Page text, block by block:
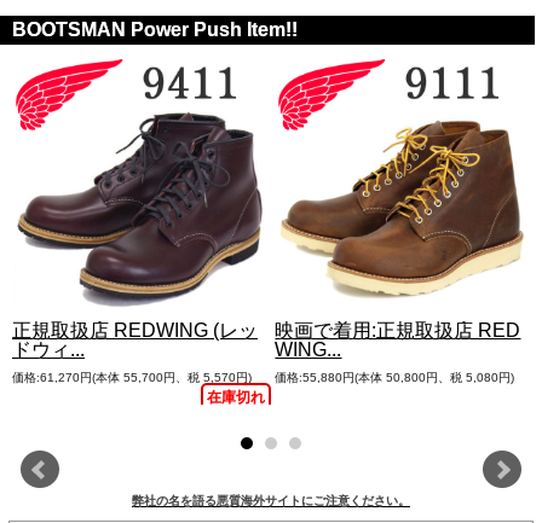
BOOTSMAN Power Push Item!!
正規取扱店 REDWING (レッ
ドウィ...
価格:61,270円(本体 55,700円、税 5,570円)
在庫切れ
映画で着用:正規取扱店 RED
WING...
価格:55,880円(本体 50,800円、税 5,080円)
弊社の名を語る悪質海外サイトにご注意ください。